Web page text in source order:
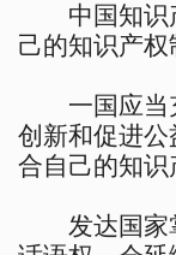
中国知识产
己的知识产权
一国应当
创新和促进
合自己的知识
发达国家